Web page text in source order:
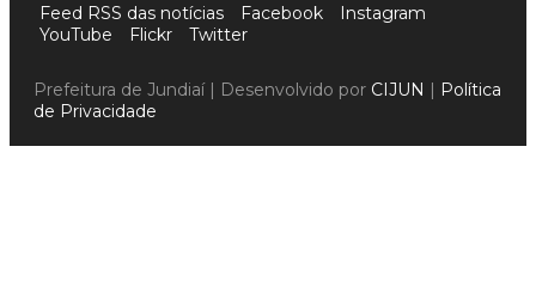
Feed RSS das notícias Facebook
Instagram
YouTube
Flickr Twitter
Prefeitura de Jundiaí | Desenvolvido por CIJUN | Política
de Privacidade